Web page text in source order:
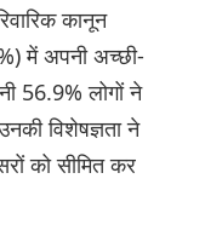
कानून
में अपनी अच्छी-
56.9% लोगों ने
विशेषज्ञता ने
को सीमित कर